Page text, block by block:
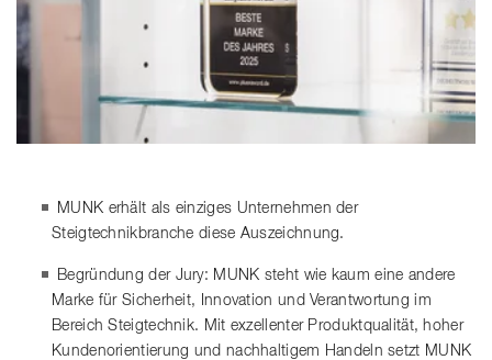
MUNK erhält als einziges Unternehmen der
Steigtechnikbranche diese Auszeichnung.
Begründung der Jury: MUNK steht wie kaum eine andere
Marke für Sicherheit, Innovation und Verantwortung im
Bereich Steigtechnik. Mit exzellenter Produktqualität, hoher
Kundenorientierung und nachhaltigem Handeln setzt MUNK